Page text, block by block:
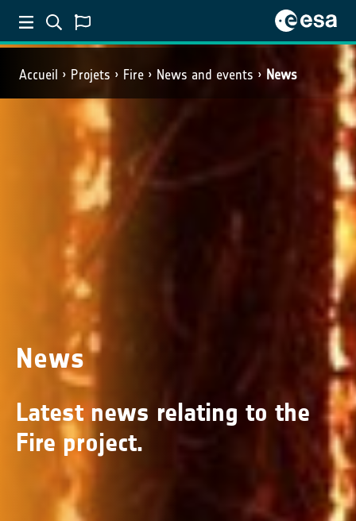
Accueil Projets Fire News and events News
News
Latest news relating to the
Fire project.